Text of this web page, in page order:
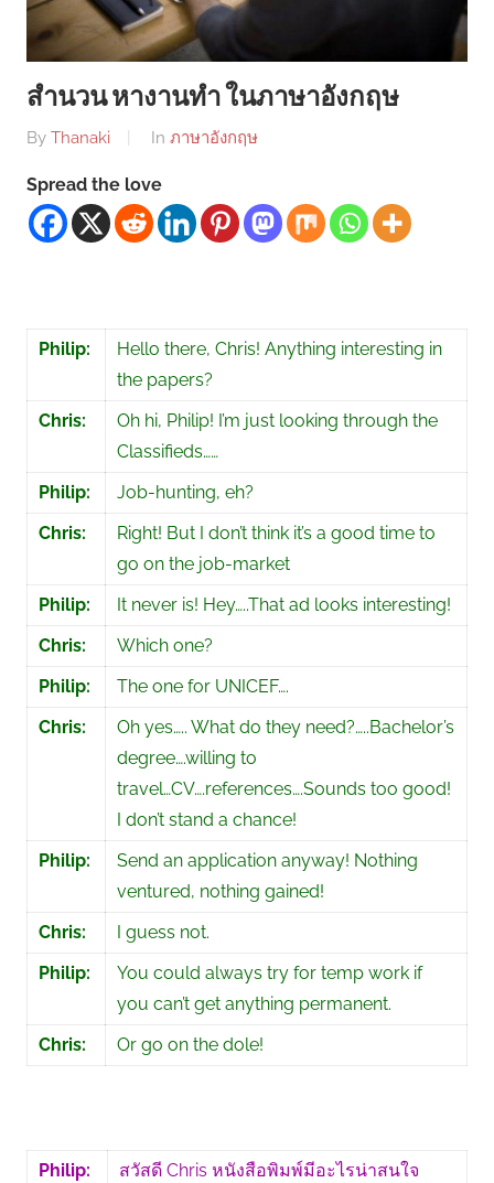
สำนวน หางานทำ ในภาษาอังกฤษ
By Thanaki In ภาษาอังกฤษ
Spread the love
Philip:
Hello there, Chris! Anything interesting in
the papers?
Chris:
Oh hi, Philip! I’m just looking through the
Classifieds……
Philip:
Job-hunting, eh?
Chris:
Right! But I don’t think it’s a good time to
go on the job-market
Philip:
It never is! Hey…..That ad looks interesting!
Chris:
Which one?
Philip:
The one for UNICEF….
Chris:
Oh yes….. What do they need?…..Bachelor’s
degree….willing to
travel…CV….references….Sounds too good!
I don’t stand a chance!
Philip:
Send an application anyway! Nothing
ventured, nothing gained!
Chris:
I guess not.
Philip:
You could always try for temp work if
you can’t get anything permanent.
Chris:
Or go on the dole!
Philip:
สวัสดี Chris หนังสือพิมพ์มีอะไรน่าสนใจ